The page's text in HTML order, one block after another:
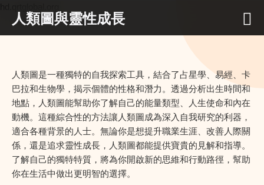
人類圖與靈性成長
人類圖是一種獨特的自我探索工具，結合了占星學、易經、卡
巴拉和生物學，揭示個體的性格和潛力。透過分析出生時間和
地點，人類圖能幫助你了解自己的能量類型、人生使命和內在
動機。這種綜合性的方法讓人類圖成為深入自我研究的利器，
適合各種背景的人士。無論你是想提升職業生涯、改善人際關
係，還是追求靈性成長，人類圖都能提供寶貴的見解和指導。
了解自己的獨特特質，將為你開啟新的思維和行動路徑，幫助
你在生活中做出更明智的選擇。